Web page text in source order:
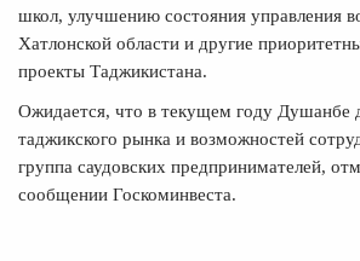
школ, улучшению состояния управления
Хатлонской области и другие
проекты Таджикистана.
Ожидается, что в текущем году Душанбе
таджикского рынка и возможностей
группа саудовских предпринимателей,
сообщении Госкоминвеста.